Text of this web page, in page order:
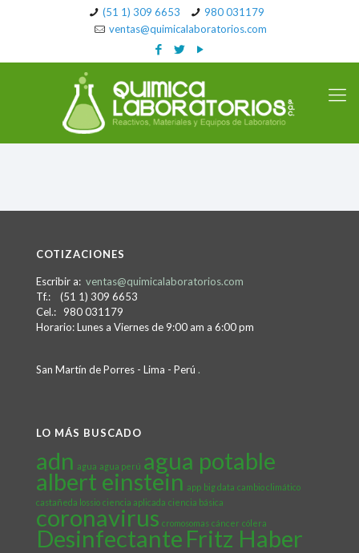
(51 1) 309 6653
980 031179
ventas@quimicalaboratorios.com
COTIZACIONES
Escribir a: ventas@quimicalaboratorios.com
Tf.: (51 1) 309 6653
Cel.: 980 031179
Horario: Lunes a Viernes de 9:00 am a 6:00 pm
San Martín de Porres - Lima - Perú .
LO MÁS BUSCADO
adn agua agua perú agua potable
albert einstein app big data cambio climático
castañeda lossio ciencia aplicada ciencia básica
coronavirus cromosomas cáncer cólera
Desinfectante Fritz Haber